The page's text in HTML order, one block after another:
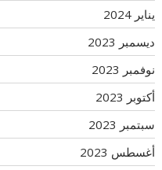
يناير 2024
ديسمبر 2023
نوفمبر 2023
أكتوبر 2023
سبتمبر 2023
أغسطس 2023